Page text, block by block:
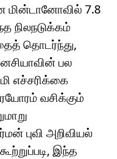
மின்டானோவில் 7.8
நிலநடுக்கம்
தொடர்ந்து,
பல
எச்சரிக்கை
வசிக்கும்
புவி அறிவியல்
இந்த